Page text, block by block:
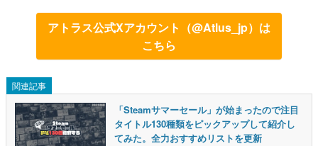
アトラス公式Xアカウント（@Atlus_jp）は
こちら
関連記事
「Steamサマーセール」が始まったので注目
タイトル130種類をピックアップして紹介し
てみた。全力おすすめリストを更新